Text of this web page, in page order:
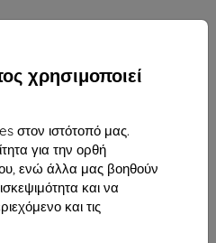
χρησιμοποιεί
στον ιστότοπό μας.
για την ορθή
ενώ άλλα μας βοηθούν
και να
και τις